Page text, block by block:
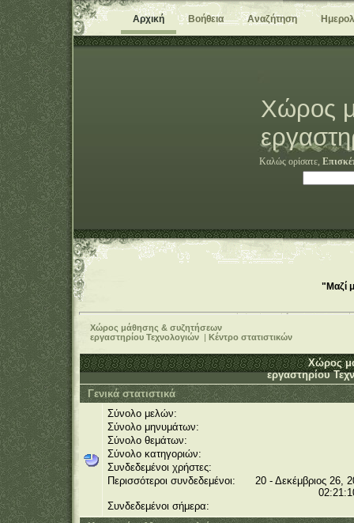
Αρχική Βοήθεια Αναζήτηση
Χώρος
Καλώς ορίσατε,
"Μαζί
Χώρος μάθησης & συζητήσεων
εργαστηρίου Τεχνολογιών |Κέντρο στατιστικών
Χώρος
εργαστηρίου
Γενικά στατιστικά
Σύνολο μελών:
Σύνολο μηνυμάτων:
Σύνολο θεμάτων:
Σύνολο κατηγοριών:
Συνδεδεμένοι χρήστες:
Περισσότεροι συνδεδεμένοι:
20 - Δεκέμβριος 26,
Συνδεδεμένοι σήμερα: